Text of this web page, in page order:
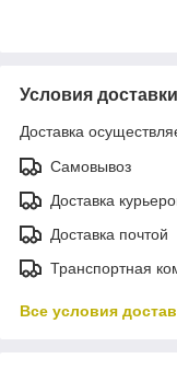
Условия доставки
Доставка
Самовывоз
Доставка
Доставка почтой
Транспортная
Все условия